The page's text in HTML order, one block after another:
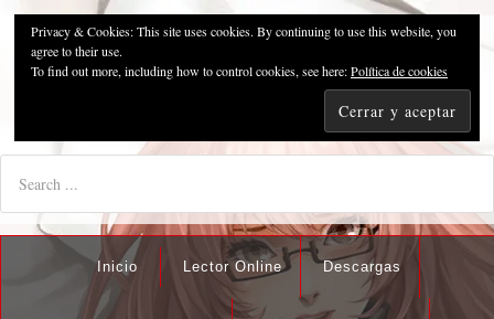
Pzykosis666HFansub
"I'm the best there is at what I do, but what I do best isn't very
Inicio Lector Online Descargas
Privacy & Cookies: This site uses cookies. By continuing to use this website, you
agree to their use.
To find out more, including how to control cookies, see here:Política de cookies